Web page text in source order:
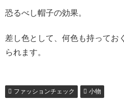
恐るべし帽子の効果。
差し色として、何色も持ってお
られます。
ファッションチェック 小物